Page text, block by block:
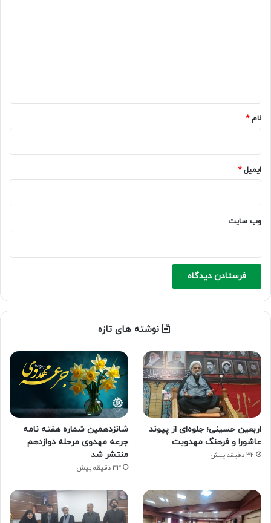
نام*
ایمیل*
وب‌ سایت
نوشته های تازه
اربعین حسینی؛ جلوه‌ای از پیوند
عاشورا و فرهنگ مهدویت
32 دقیقه پیش
شانزدهمین شماره هفته‌ نامه
جرعه مهدوی مرحله دوازدهم
منتشر شد
33 دقیقه پیش